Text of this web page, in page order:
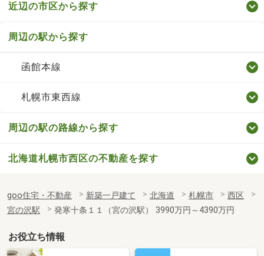
近辺の市区から探す
周辺の駅から探す
函館本線
札幌市東西線
周辺の駅の路線から探す
北海道札幌市西区の不動産を探す
goo住宅・不動産 新築一戸建て 北海道 札幌市
西区
宮の沢駅
発寒十条１１（宮の沢駅） 3990万円～4390万円
お役立ち情報